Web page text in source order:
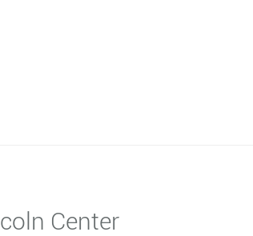
Center